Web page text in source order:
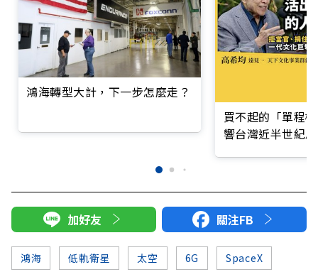
鴻海轉型大計，下一步怎麼走？
買不起的「單程
響台灣近半世紀
加好友 關注FB
鴻海 低軌衛星 太空 6G SpaceX